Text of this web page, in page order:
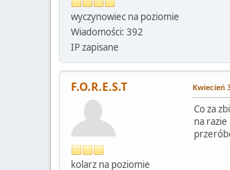
wyczynowiec na poziomie
Wiadomości: 392
IP zapisane
F.O.R.E.S.T
kolarz na poziomie
Kwiecień
Co za
na